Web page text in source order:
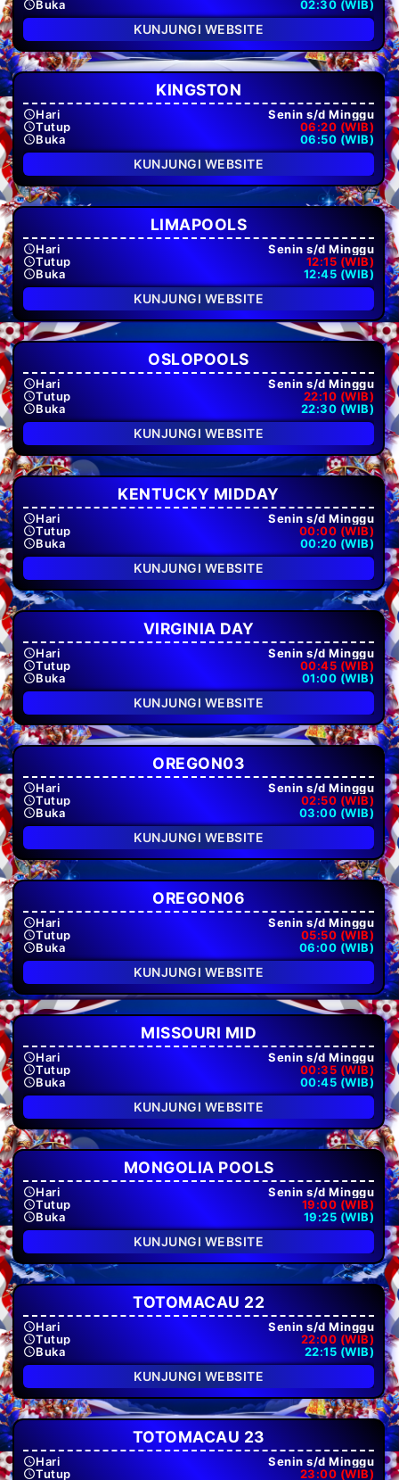
Buka
02:30 (WIB)
KUNJUNGI WEBSITE
KINGSTON
Hari
Senin s/d Minggu
Tutup
06:20 (WIB)
Buka
06:50 (WIB)
KUNJUNGI WEBSITE
LIMAPOOLS
Hari
Senin s/d Minggu
Tutup
12:15 (WIB)
Buka
12:45 (WIB)
KUNJUNGI WEBSITE
OSLOPOOLS
Hari
Senin s/d Minggu
Tutup
22:10 (WIB)
Buka
22:30 (WIB)
KUNJUNGI WEBSITE
KENTUCKY MIDDAY
Hari
Senin s/d Minggu
Tutup
00:00 (WIB)
Buka
00:20 (WIB)
KUNJUNGI WEBSITE
VIRGINIA DAY
Hari
Senin s/d Minggu
Tutup
00:45 (WIB)
Buka
01:00 (WIB)
KUNJUNGI WEBSITE
OREGON03
Hari
Senin s/d Minggu
Tutup
02:50 (WIB)
Buka
03:00 (WIB)
KUNJUNGI WEBSITE
OREGON06
Hari
Senin s/d Minggu
Tutup
05:50 (WIB)
Buka
06:00 (WIB)
KUNJUNGI WEBSITE
MISSOURI MID
Hari
Senin s/d Minggu
Tutup
00:35 (WIB)
Buka
00:45 (WIB)
KUNJUNGI WEBSITE
MONGOLIA POOLS
Hari
Senin s/d Minggu
Tutup
19:00 (WIB)
Buka
19:25 (WIB)
KUNJUNGI WEBSITE
TOTOMACAU 22
Hari
Senin s/d Minggu
Tutup
22:00 (WIB)
Buka
22:15 (WIB)
KUNJUNGI WEBSITE
TOTOMACAU 23
Hari
Senin s/d Minggu
Tutup
23:00 (WIB)